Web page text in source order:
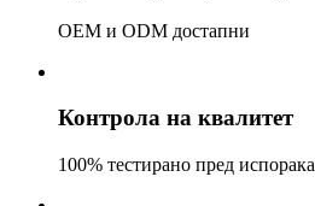
OEM и ODM достапни
Контрола на квалитет
100% тестирано пред испорака